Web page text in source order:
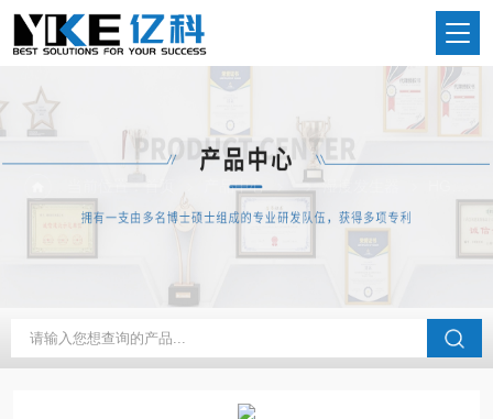
当前位置：首页 产品中心 湿度发生器